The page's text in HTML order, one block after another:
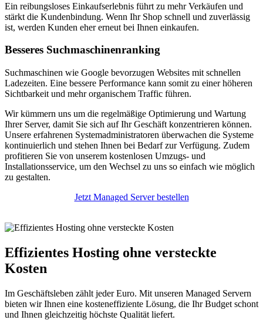
Ein reibungsloses Einkaufserlebnis führt zu mehr Verkäufen und
stärkt die Kundenbindung. Wenn Ihr Shop schnell und zuverlässig
ist, werden Kunden eher erneut bei Ihnen einkaufen.
Besseres Suchmaschinenranking
Suchmaschinen wie Google bevorzugen Websites mit schnellen
Ladezeiten. Eine bessere Performance kann somit zu einer höheren
Sichtbarkeit und mehr organischem Traffic führen.
Wir kümmern uns um die regelmäßige Optimierung und Wartung
Ihrer Server, damit Sie sich auf Ihr Geschäft konzentrieren können.
Unsere erfahrenen Systemadministratoren überwachen die Systeme
kontinuierlich und stehen Ihnen bei Bedarf zur Verfügung. Zudem
profitieren Sie von unserem kostenlosen Umzugs- und
Installationsservice, um den Wechsel zu uns so einfach wie möglich
zu gestalten.
Jetzt Managed Server bestellen
Effizientes Hosting ohne versteckte
Kosten
Im Geschäftsleben zählt jeder Euro. Mit unseren Managed Servern
bieten wir Ihnen eine kosteneffiziente Lösung, die Ihr Budget schont
und Ihnen gleichzeitig höchste Qualität liefert.